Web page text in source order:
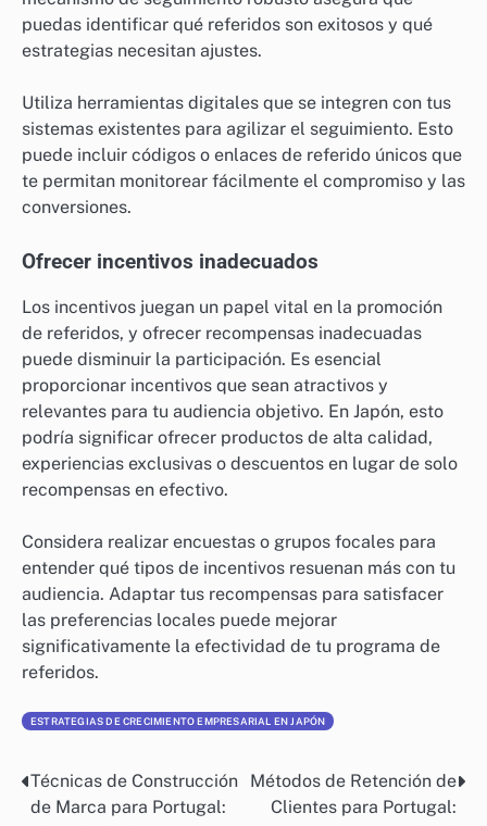
puedas identificar qué referidos son exitosos y qué
estrategias necesitan ajustes.
Utiliza herramientas digitales que se integren con tus
sistemas existentes para agilizar el seguimiento. Esto
puede incluir códigos o enlaces de referido únicos que
te permitan monitorear fácilmente el compromiso y las
conversiones.
Ofrecer incentivos inadecuados
Los incentivos juegan un papel vital en la promoción
de referidos, y ofrecer recompensas inadecuadas
puede disminuir la participación. Es esencial
proporcionar incentivos que sean atractivos y
relevantes para tu audiencia objetivo. En Japón, esto
podría significar ofrecer productos de alta calidad,
experiencias exclusivas o descuentos en lugar de solo
recompensas en efectivo.
Considera realizar encuestas o grupos focales para
entender qué tipos de incentivos resuenan más con tu
audiencia. Adaptar tus recompensas para satisfacer
las preferencias locales puede mejorar
significativamente la efectividad de tu programa de
referidos.
ESTRATEGIAS DE CRECIMIENTO EMPRESARIAL EN JAPÓN
Post
Técnicas de Construcción
de Marca para Portugal:
Métodos de Retención de
Clientes para Portugal: